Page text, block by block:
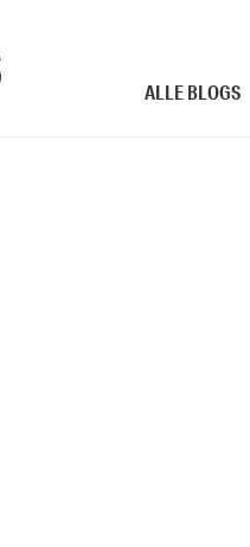
ALLE BLOGS